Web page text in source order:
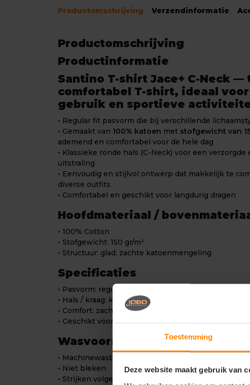
Toestemming
Deze website maakt gebruik van
Productomschrijving Verzendinformatie
Productomschrijving
Productinformatie
Santino T-shirt Jace+ C-Neck —
comfortabel T-shirt, ideaal
gebruik en sportieve
• Regular fit pasvorm die bij verschillende
• Gemaakt van 100% katoen met stofgewicht van
ademend en comfortabel voor de hele dag
• Klassieke ronde hals (C-Neck) voor een verzorgde
uitstraling
• Eenvoudig en stijlvol ontwerp dat makkelijk te
diverse outfits
• Comfortabel en geschikt voor langdurig dragen
Hoofdmateriaal /
• 100% Cotton
• Stofgewicht: 150 gr/m²
• Structuur: glad, zachte katoenmengeling
Specificaties
• Pasvorm: regular fit
• Hals / kraag: klassieke ronde hals (C-Neck)
• Comfort: zacht, ademend en comfortabel
• Geschikt voor: dagelijks gebruik en sportieve
Wasvoorschriften
• Machinewasbaar volgens label
• Niet bleken
• Strijken volgens label